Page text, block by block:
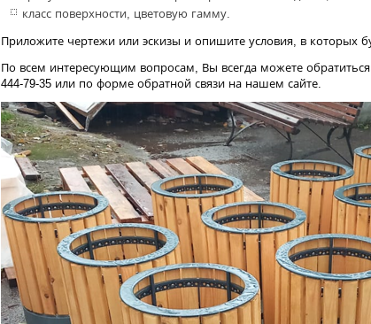
класс поверхности, цветовую гамму.
Приложите чертежи или эскизы и опишите условия, в которых
По всем интересующим вопросам, Вы всегда можете
444-79-35 или по форме обратной связи на нашем сайте.